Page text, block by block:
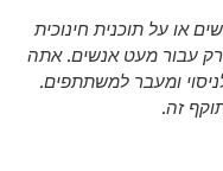
או על תוכנית חינוכית
עבור מעט אנשים. אתה
ומעבר למשתתפים.
זה.